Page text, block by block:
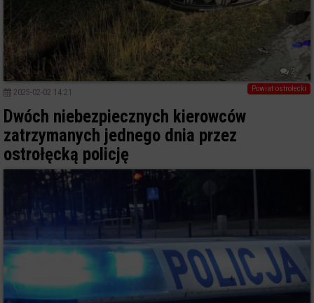
2
Powiat ostrołecki
2025-02-02 14:21
Dwóch niebezpiecznych kierowców
zatrzymanych jednego dnia przez
ostrołęcką policję